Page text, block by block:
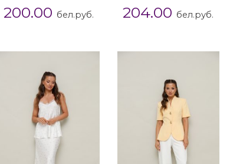
200.00 бел.руб. 204.00 бел.руб.